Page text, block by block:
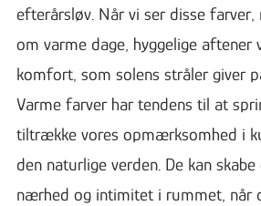
efterårsløv. Når vi ser disse
om varme dage, hyggelige aftener
komfort, som solens stråler giver
Varme farver har tendens til at
tiltrække vores opmærksomhed i
den naturlige verden. De kan
nærhed og intimitet i rummet, når